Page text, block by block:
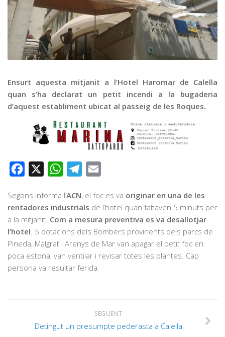
Publicitat
Contacte
Ensurt aquesta mitjanit a l’Hotel Haromar de Calella
quan s’ha declarat un petit incendi a la bugaderia
d’aquest establiment ubicat al passeig de les Roques.
Facebook WhatsAppTelegram
Segons informa l’ACN, el foc es va originar en una de les
rentadores industrials de l’hotel quan faltaven 5 minuts per
a la mitjanit. Com a mesura preventiva es va desallotjar
l’hotel. 5 dotacions dels Bombers provinents dels parcs de
Pineda, Malgrat i Arenys de Mar van apagar el petit foc en
poca estona, van ventilar i revisar totes les plantes. Cap
persona va resultar ferida.
SEGÜENT
Detingut un presumpte pederasta a Calella